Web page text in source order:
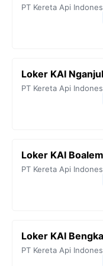
PT Kereta Api
Loker KAI
PT Kereta Api
Loker KAI
PT Kereta Api
Loker KAI
PT Kereta Api